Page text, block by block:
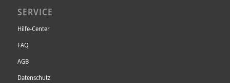
SERVICE
Hilfe-Center
FAQ
AGB
Datenschutz